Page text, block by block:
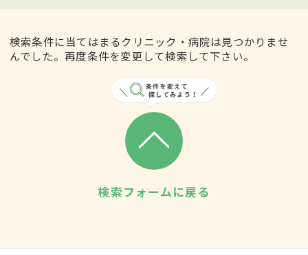
検索条件に当てはまるクリニック・病院は見つかりませ
んでした。再度条件を変更して検索して下さい。
検索フォームに戻る